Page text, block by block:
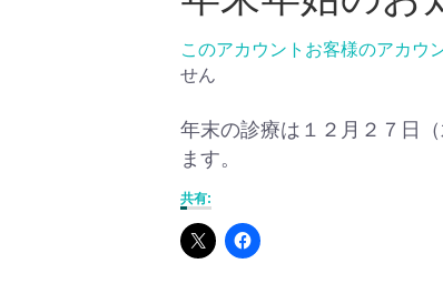
このアカウントお客様のアカウ
せん
年末の診療は１２月２７日
ます。
共有: